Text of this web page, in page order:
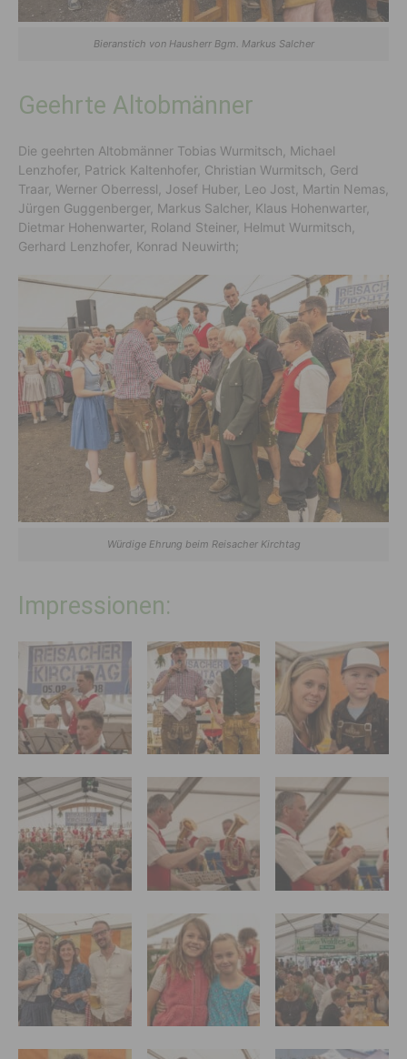
Bieranstich von Hausherr Bgm. Markus Salcher
Geehrte Altobmänner
Die geehrten Altobmänner Tobias Wurmitsch, Michael
Lenzhofer, Patrick Kaltenhofer, Christian Wurmitsch, Gerd
Traar, Werner Oberressl, Josef Huber, Leo Jost, Martin Nemas,
Jürgen Guggenberger, Markus Salcher, Klaus Hohenwarter,
Dietmar Hohenwarter, Roland Steiner, Helmut Wurmitsch,
Gerhard Lenzhofer, Konrad Neuwirth;
Würdige Ehrung beim Reisacher Kirchtag
Impressionen: